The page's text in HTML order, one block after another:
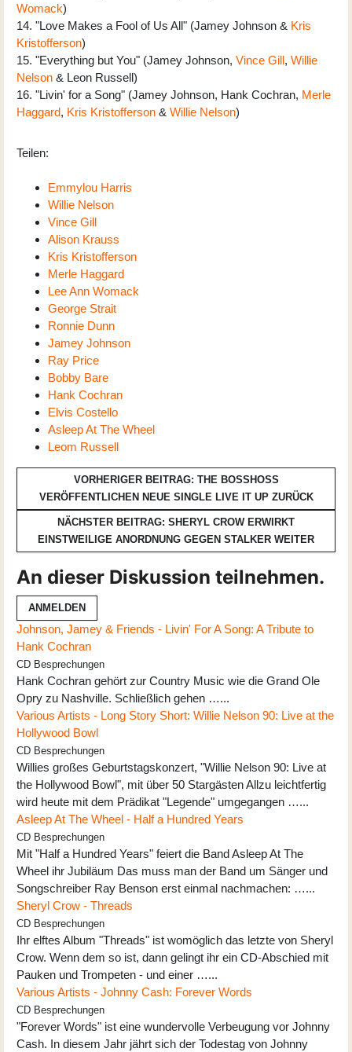
Womack)
14. "Love Makes a Fool of Us All" (Jamey Johnson & Kris
Kristofferson)
15. "Everything but You" (Jamey Johnson, Vince Gill, Willie
Nelson & Leon Russell)
16. "Livin' for a Song" (Jamey Johnson, Hank Cochran, Merle
Haggard, Kris Kristofferson & Willie Nelson)
Teilen:
Emmylou Harris
Willie Nelson
Vince Gill
Alison Krauss
Kris Kristofferson
Merle Haggard
Lee Ann Womack
George Strait
Ronnie Dunn
Jamey Johnson
Ray Price
Bobby Bare
Hank Cochran
Elvis Costello
Asleep At The Wheel
Leom Russell
VORHERIGER BEITRAG: THE BOSSHOSS
VERÖFFENTLICHEN NEUE SINGLE LIVE IT UP ZURÜCK
NÄCHSTER BEITRAG: SHERYL CROW ERWIRKT
EINSTWEILIGE ANORDNUNG GEGEN STALKER WEITER
An dieser Diskussion teilnehmen.
ANMELDEN
Johnson, Jamey & Friends - Livin' For A Song: A Tribute to
Hank Cochran
CD Besprechungen
Hank Cochran gehört zur Country Music wie die Grand Ole
Opry zu Nashville. Schließlich gehen …...
Various Artists - Long Story Short: Willie Nelson 90: Live at the
Hollywood Bowl
CD Besprechungen
Willies großes Geburtstagskonzert, "Willie Nelson 90: Live at
the Hollywood Bowl", mit über 50 Stargästen Allzu leichtfertig
wird heute mit dem Prädikat "Legende" umgegangen …...
Asleep At The Wheel - Half a Hundred Years
CD Besprechungen
Mit "Half a Hundred Years" feiert die Band Asleep At The
Wheel ihr Jubiläum Das muss man der Band um Sänger und
Songschreiber Ray Benson erst einmal nachmachen: …...
Sheryl Crow - Threads
CD Besprechungen
Ihr elftes Album "Threads" ist womöglich das letzte von Sheryl
Crow. Wenn dem so ist, dann gelingt ihr ein CD-Abschied mit
Pauken und Trompeten - und einer …...
Various Artists - Johnny Cash: Forever Words
CD Besprechungen
"Forever Words" ist eine wundervolle Verbeugung vor Johnny
Cash. In diesem Jahr jährt sich der Todestag von Johnny